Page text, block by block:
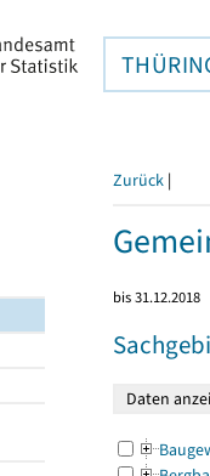
Zurück |
bis 31.12.2018